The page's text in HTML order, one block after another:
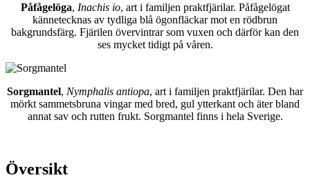
Påfågelöga, Inachis io, art i familjen praktfjärilar. Påfågelögat
kännetecknas av tydliga blå ögonfläckar mot en rödbrun
bakgrundsfärg. Fjärilen övervintrar som vuxen och därför kan den
ses mycket tidigt på våren.
Sorgmantel, Nymphalis antiopa, art i familjen praktfjärilar. Den har
mörkt sammetsbruna vingar med bred, gul ytterkant och äter bland
annat sav och rutten frukt. Sorgmantel finns i hela Sverige.
Översikt